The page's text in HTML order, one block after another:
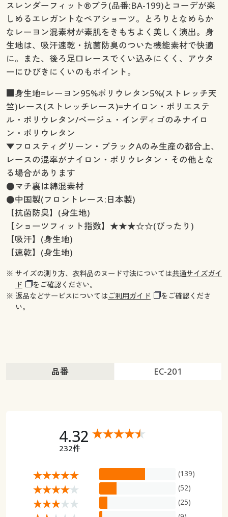
スレンダーフィット®ブラ(品番:BA-199)とコーデが楽
しめるエレガントなペアショーツ。とろりとなめらか
なレーヨン混素材が素肌をきもちよく美しく演出。身
生地は、吸汗速乾・抗菌防臭のついた機能素材で快適
に。また、後ろ足口レースでくい込みにくく、アウタ
ーにひびきにくいのもポイント。
■身生地=レーヨン95%ポリウレタン5%(ストレッチ天
竺)レース(ストレッチレース)=ナイロン・ポリエステ
ル・ポリウレタン/ベージュ・インディゴのみナイロ
ン・ポリウレタン
▼フロスティグリーン・ブラックAのみ生産の都合上、
レースの混率がナイロン・ポリウレタン・その他とな
る場合があります
●マチ裏は綿混素材
●中国製(フロントレース:日本製)
【抗菌防臭】(身生地)
【ショーツフィット指数】★★★☆☆(ぴったり)
【吸汗】(身生地)
【速乾】(身生地)
※ サイズの測り方、衣料品のヌード寸法については共通サイズガイ
ド
をご確認ください。
※ 返品などサービスについてはご利用ガイド
をご確認くださ
い。
品番 EC-201
4.32
232件
(139)
(52)
(25)